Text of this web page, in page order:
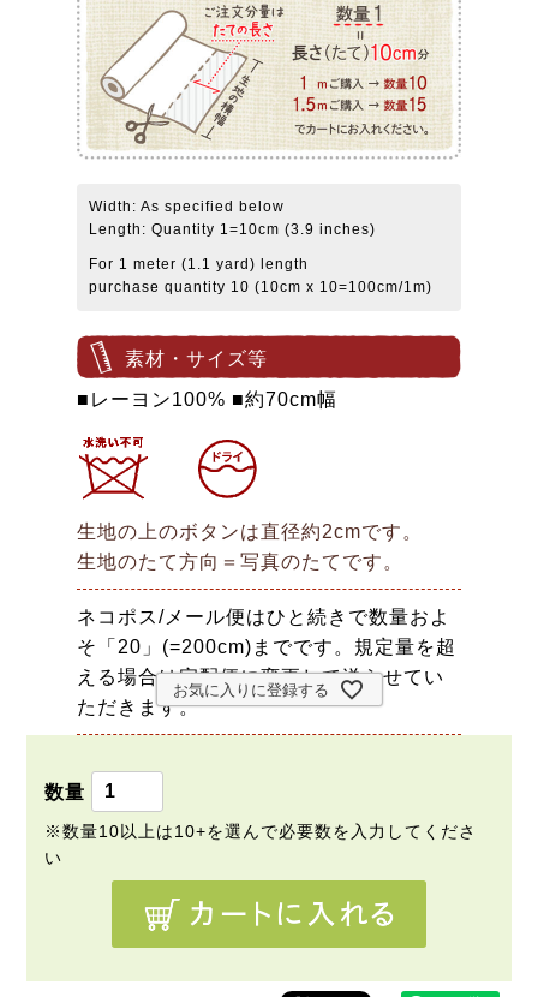
Width: As specified below
Length: Quantity 1=10cm (3.9 inches)
For 1 meter (1.1 yard) length
purchase quantity 10 (10cm x 10=100cm/1m)
素材・サイズ等
■レーヨン100% ■約70cm幅
生地の上のボタンは直径約2cmです。
生地のたて方向＝写真のたてです。
ネコポス/メール便はひと続きで数量およ
そ「20」(=200cm)までです。規定量を超
える場合は宅配便に変更して送らせてい
ただきます。
お気に入りに登録する